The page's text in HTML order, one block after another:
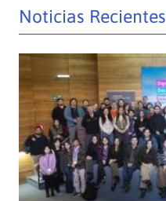
Noticias Recientes